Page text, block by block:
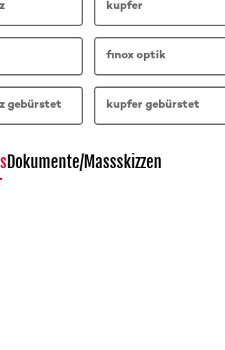
kupfer
finox optik
gebürstet kupfer gebürstet
Dokumente/Massskizzen